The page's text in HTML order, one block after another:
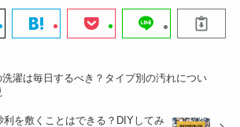
濯は毎日するべき？タイプ別の汚れについ
利を敷くことはできる？DIYしてみ